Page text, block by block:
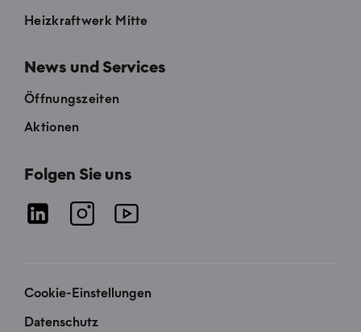
Heizkraftwerk Mitte
News und Services
Öffnungszeiten
Aktionen
Folgen Sie uns
Cookie-Einstellungen
Datenschutz